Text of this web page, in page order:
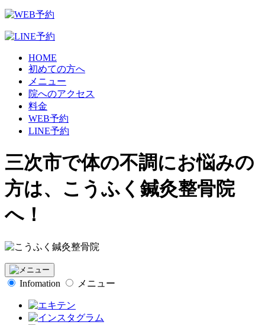
HOME
初めての方へ
メニュー
院へのアクセス
料金
WEB予約
LINE予約
三次市で体の不調にお悩みの
方は、こうふく鍼灸整骨院
へ！
Infomation メニュー